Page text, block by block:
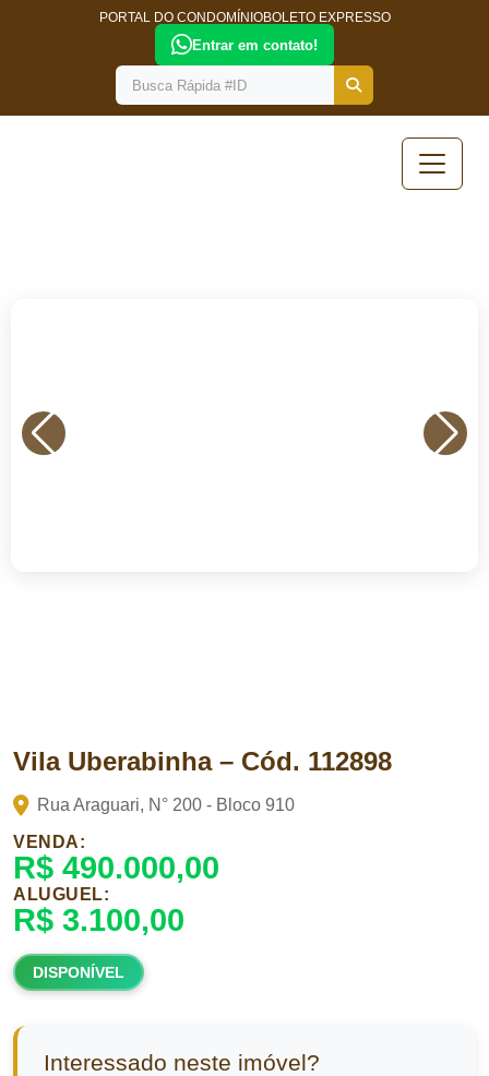
PORTAL DO CONDOMÍNIOBOLETO EXPRESSO
Entrar em contato!
Vila Uberabinha – Cód. 112898
Rua Araguari, N° 200 - Bloco 910
VENDA:
R$ 490.000,00
ALUGUEL:
R$ 3.100,00
DISPONÍVEL
Interessado neste imóvel?